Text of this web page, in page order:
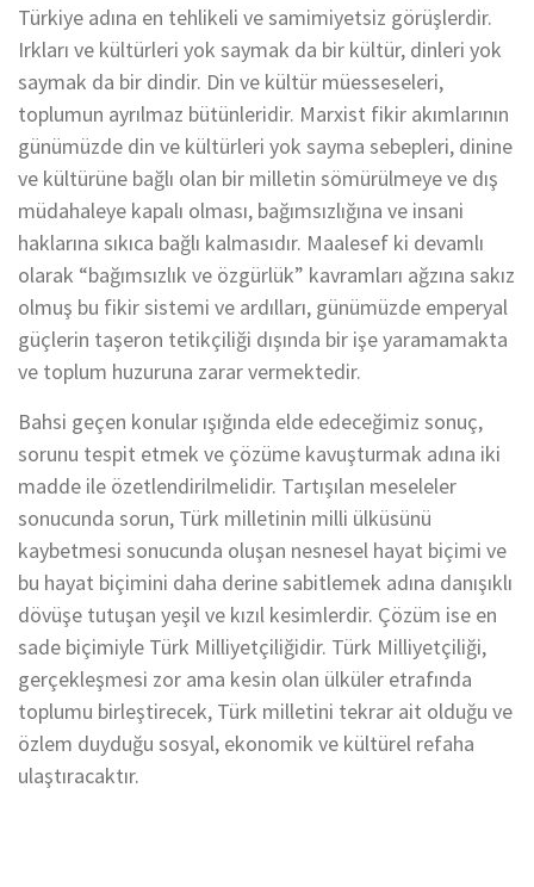
Türkiye adına en tehlikeli ve samimiyetsiz görüşlerdir.
Irkları ve kültürleri yok saymak da bir kültür, dinleri yok
saymak da bir dindir. Din ve kültür müesseseleri,
toplumun ayrılmaz bütünleridir. Marxist fikir akımlarının
günümüzde din ve kültürleri yok sayma sebepleri, dinine
ve kültürüne bağlı olan bir milletin sömürülmeye ve dış
müdahaleye kapalı olması, bağımsızlığına ve insani
haklarına sıkıca bağlı kalmasıdır. Maalesef ki devamlı
olarak “bağımsızlık ve özgürlük” kavramları ağzına sakız
olmuş bu fikir sistemi ve ardılları, günümüzde emperyal
güçlerin taşeron tetikçiliği dışında bir işe yaramamakta
ve toplum huzuruna zarar vermektedir.
Bahsi geçen konular ışığında elde edeceğimiz sonuç,
sorunu tespit etmek ve çözüme kavuşturmak adına iki
madde ile özetlendirilmelidir. Tartışılan meseleler
sonucunda sorun, Türk milletinin milli ülküsünü
kaybetmesi sonucunda oluşan nesnesel hayat biçimi ve
bu hayat biçimini daha derine sabitlemek adına danışıklı
dövüşe tutuşan yeşil ve kızıl kesimlerdir. Çözüm ise en
sade biçimiyle Türk Milliyetçiliğidir. Türk Milliyetçiliği,
gerçekleşmesi zor ama kesin olan ülküler etrafında
toplumu birleştirecek, Türk milletini tekrar ait olduğu ve
özlem duyduğu sosyal, ekonomik ve kültürel refaha
ulaştıracaktır.